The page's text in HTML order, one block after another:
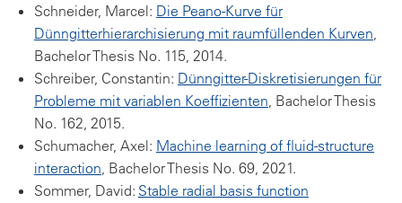
Schneider, Marcel: Die Peano-Kurve für
Dünngitterhierarchisierung mit raumfüllenden Kurven,
Bachelor Thesis No. 115, 2014.
Schreiber, Constantin: Dünngitter-Diskretisierungen für
Probleme mit variablen Koeffizienten, Bachelor Thesis
No. 162, 2015.
Schumacher, Axel: Machine learning of fluid-structure
interaction, Bachelor Thesis No. 69, 2021.
Sommer, David: Stable radial basis function